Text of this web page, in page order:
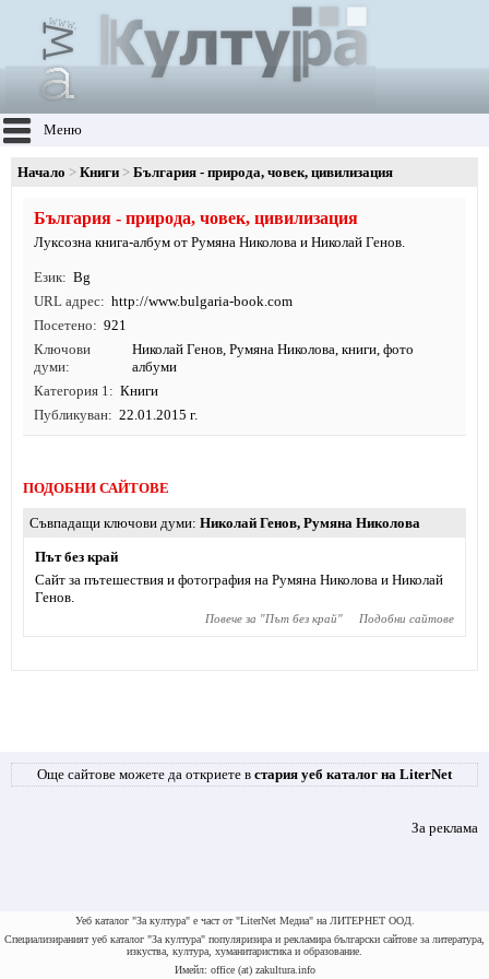
Меню
Начало Книги България - природа, човек, цивилизация
България - природа, човек, цивилизация
Луксозна книга-албум от Румяна Николова и Николай Генов.
Език
Bg
URL адрес
http://www.bulgaria-book.com
Посетено
921
Ключови
думи
Николай Генов,Румяна Николова,книги, фото
албуми
Категория 1
Книги
Публикуван
22.01.2015 г.
ПОДОБНИ САЙТОВЕ
Съвпадащи ключови думи Николай Генов, Румяна Николова
Път без край
Сайт за пътешествия и фотография на Румяна Николова и Николай
Генов.
Повече за "Път без край" Подобни сайтове
Още сайтове можете да откриете в стария уеб каталог на LiterNet
За реклама
Уеб каталог "За култура" е част от "LiterNet Медиа" на ЛИТЕРНЕТ ООД.
Специализираният уеб каталог "За култура" популяризира и рекламира български сайтове за литература,
изкуства, култура, хуманитаристика и образование.
Имейл: office (at) zakultura.info